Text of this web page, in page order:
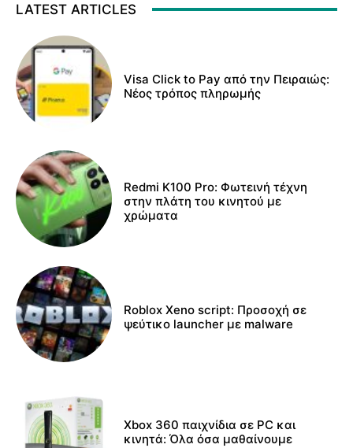
LATEST ARTICLES
Visa Click to Pay από την Πειραιώς:
Νέος τρόπος πληρωμής
Redmi K100 Pro: Φωτεινή τέχνη
στην πλάτη του κινητού με
χρώματα
Roblox Xeno script: Προσοχή σε
ψεύτικο launcher με malware
Xbox 360 παιχνίδια σε PC και
κινητά: Όλα όσα μαθαίνουμε